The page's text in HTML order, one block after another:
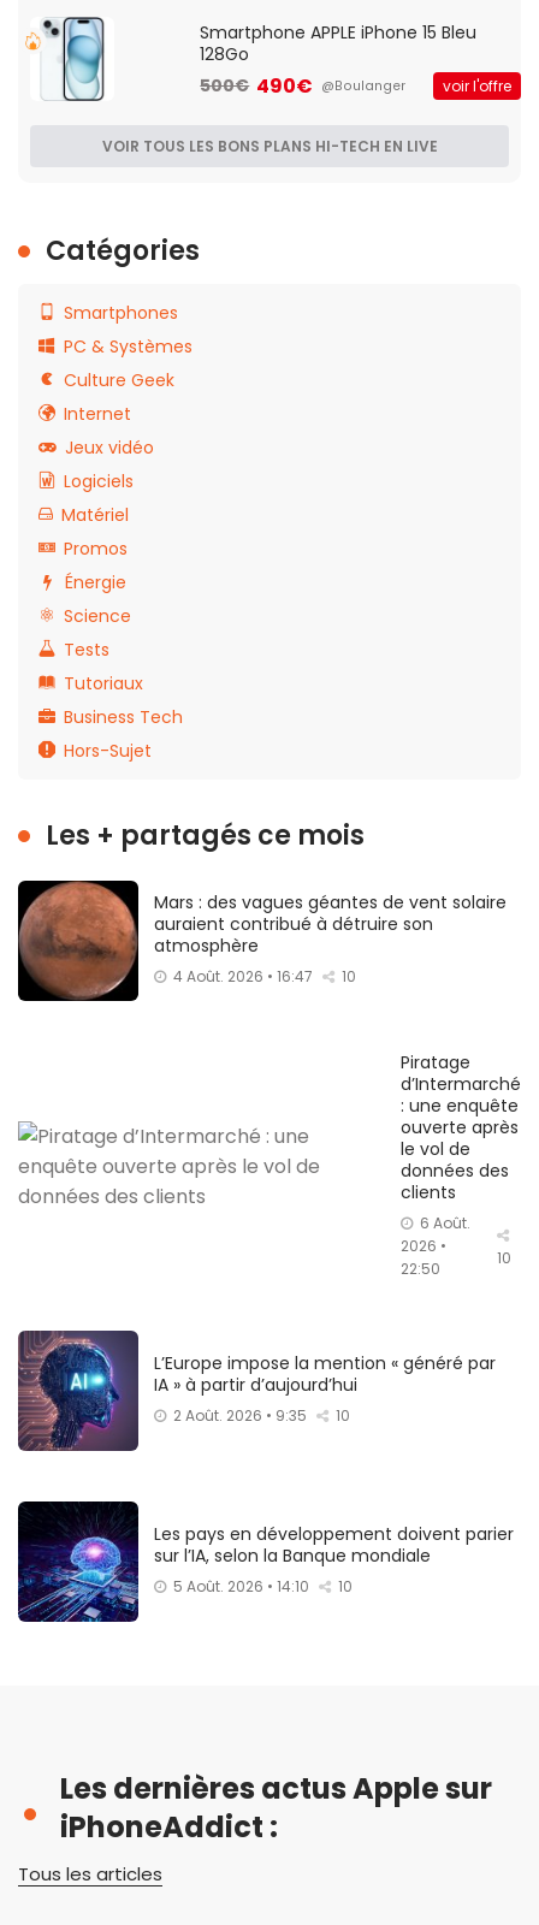
Smartphone APPLE iPhone 15 Bleu
128Go
500€ 490€ @Boulanger voir l'offre
VOIR TOUS LES BONS PLANS HI-TECH EN LIVE
Catégories
Smartphones
PC & Systèmes
Culture Geek
Internet
Jeux vidéo
Logiciels
Matériel
Promos
Énergie
Science
Tests
Tutoriaux
Business Tech
Hors-Sujet
Les + partagés ce mois
Mars : des vagues géantes de vent solaire
auraient contribué à détruire son
atmosphère
4 Août. 2026 • 16:47 10
Piratage
d’Intermarché
: une enquête
ouverte après
le vol de
données des
clients
6 Août.
2026 •
22:50
10
L’Europe impose la mention « généré par
IA » à partir d’aujourd’hui
2 Août. 2026 • 9:35 10
Les pays en développement doivent parier
sur l’IA, selon la Banque mondiale
5 Août. 2026 • 14:10 10
Les dernières actus Apple sur
iPhoneAddict :
Tous les articles